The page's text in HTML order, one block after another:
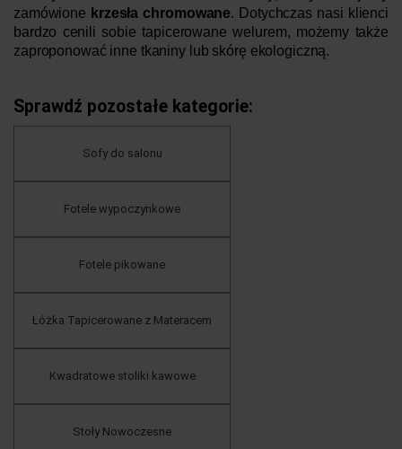
zamówione krzesła chromowane. Dotychczas nasi klienci
bardzo cenili sobie tapicerowane welurem, możemy także
zaproponować inne tkaniny lub skórę ekologiczną.
Sprawdź pozostałe kategorie:
Sofy do salonu
Fotele wypoczynkowe
Fotele pikowane
Łóżka Tapicerowane z Materacem
Kwadratowe stoliki kawowe
Stoły Nowoczesne